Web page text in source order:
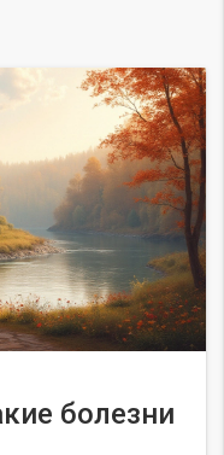
болезни